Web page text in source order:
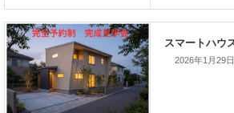
家づくりこぼれ話！
2026年1月29日